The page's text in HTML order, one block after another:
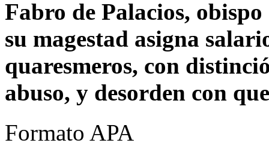
Fabro de Palacios,
su magestad asigna
quaresmeros, con
abuso, y desorden con
Formato APA